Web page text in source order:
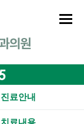
진료안내
치료내용